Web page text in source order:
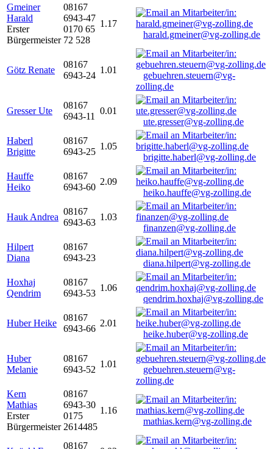
Gmeiner
Harald
Erster
Bürgermeister
08167
6943-47
0170 65
72 528
1.17
harald.gmeiner@vg-zolling.de
Götz Renate
08167
6943-24
1.01
gebuehren.steuern@vg-
zolling.de
Gresser Ute
08167
6943-11
0.01
ute.gresser@vg-zolling.de
Haberl
Brigitte
08167
6943-25
1.05
brigitte.haberl@vg-zolling.de
Hauffe
Heiko
08167
6943-60
2.09
heiko.hauffe@vg-zolling.de
Hauk Andrea
08167
6943-63
1.03
finanzen@vg-zolling.de
Hilpert
Diana
08167
6943-23
diana.hilpert@vg-zolling.de
Hoxhaj
Qendrim
08167
6943-53
1.06
qendrim.hoxhaj@vg-zolling.de
Huber Heike
08167
6943-66
2.01
heike.huber@vg-zolling.de
Huber
Melanie
08167
6943-52
1.01
gebuehren.steuern@vg-
zolling.de
Kern
Mathias
Erster
Bürgermeister
08167
6943-30
0175
2614485
1.16
mathias.kern@vg-zolling.de
08167